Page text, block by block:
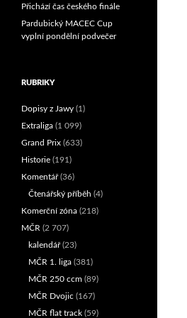
Přichází čas českého finále
Pardubický MACEC Cup
vyplní pondělní podvečer
RUBRIKY
Dopisy z Jawy (1)
Extraliga (1 099)
Grand Prix (633)
Historie (191)
Komentář(36)
Čtenářský příběh (4)
Komerční zóna (218)
MČR (2 707)
kalendář(23)
MČR 1. liga (381)
MČR 250 ccm (89)
MČR Dvojic (167)
MČR flat track (59)